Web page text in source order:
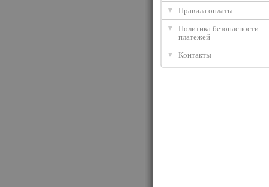
Правила оплаты
Политика безопасности
платежей
Контакты